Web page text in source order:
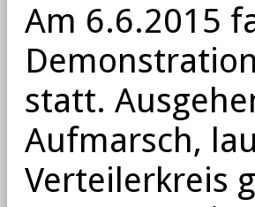
Am 6.6.2015
statt.
Aufmarsch,
Verteilerkreis